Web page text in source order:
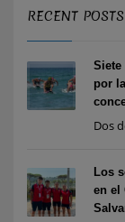
RECENT POSTS
Siete
por
Dos
Los
en el